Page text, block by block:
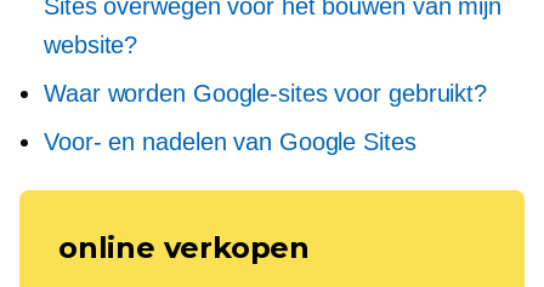
Sites overwegen voor het bouwen van mijn
website?
Waar worden Google-sites voor gebruikt?
Voor- en nadelen van Google Sites
online verkopen